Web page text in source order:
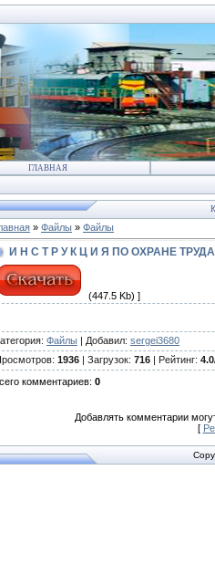
ГЛАВНАЯ
» Файлы » Файлы
И Н С Т Р У К Ц И Я ПО ОХРАНЕ
(447.5 Kb) ]
: Файлы | Добавил: sergei3680
: 1936 | Загрузок: 716 | Рейтинг: 4.0
комментариев: 0
Добавлять комментарии
[